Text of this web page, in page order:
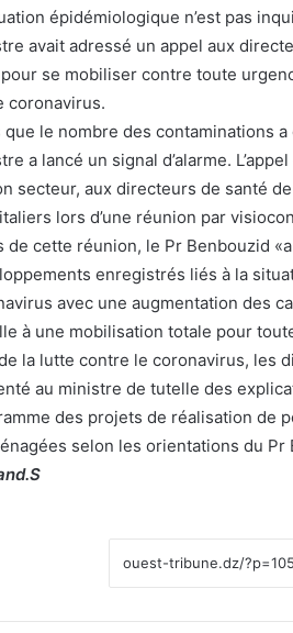
épidémiologique n’est pas
avait adressé un appel aux
se mobiliser contre toute
coronavirus.
que le nombre des contaminations
a lancé un signal d’alarme.
secteur, aux directeurs de santé
lors d’une réunion par
de cette réunion, le Pr Benbouzid
enregistrés liés à la
avec une augmentation des
à une mobilisation totale pour
la lutte contre le coronavirus, les
au ministre de tutelle des
des projets de réalisation de
selon les orientations du Pr